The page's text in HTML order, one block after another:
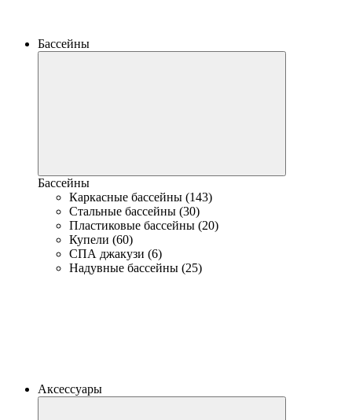
Бассейны
Бассейны
Каркасные бассейны (143)
Стальные бассейны (30)
Пластиковые бассейны (20)
Купели (60)
СПА джакузи (6)
Надувные бассейны (25)
Аксессуары